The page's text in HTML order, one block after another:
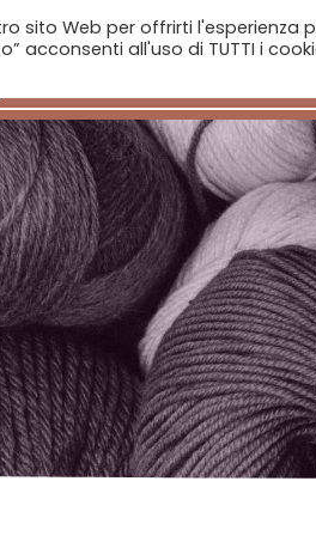
sito Web per offrirti
acconsenti all'uso di TUTTI i